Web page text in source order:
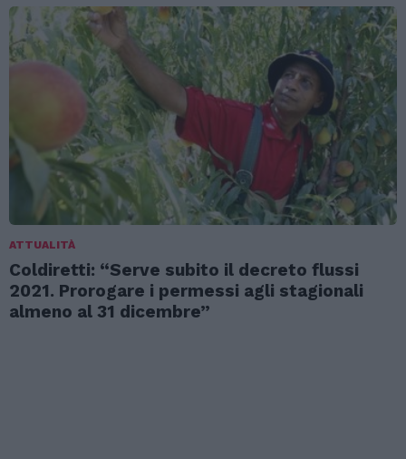
ATTUALITÀ
Coldiretti: “Serve subito il decreto flussi
2021. Prorogare i permessi agli stagionali
almeno al 31 dicembre”